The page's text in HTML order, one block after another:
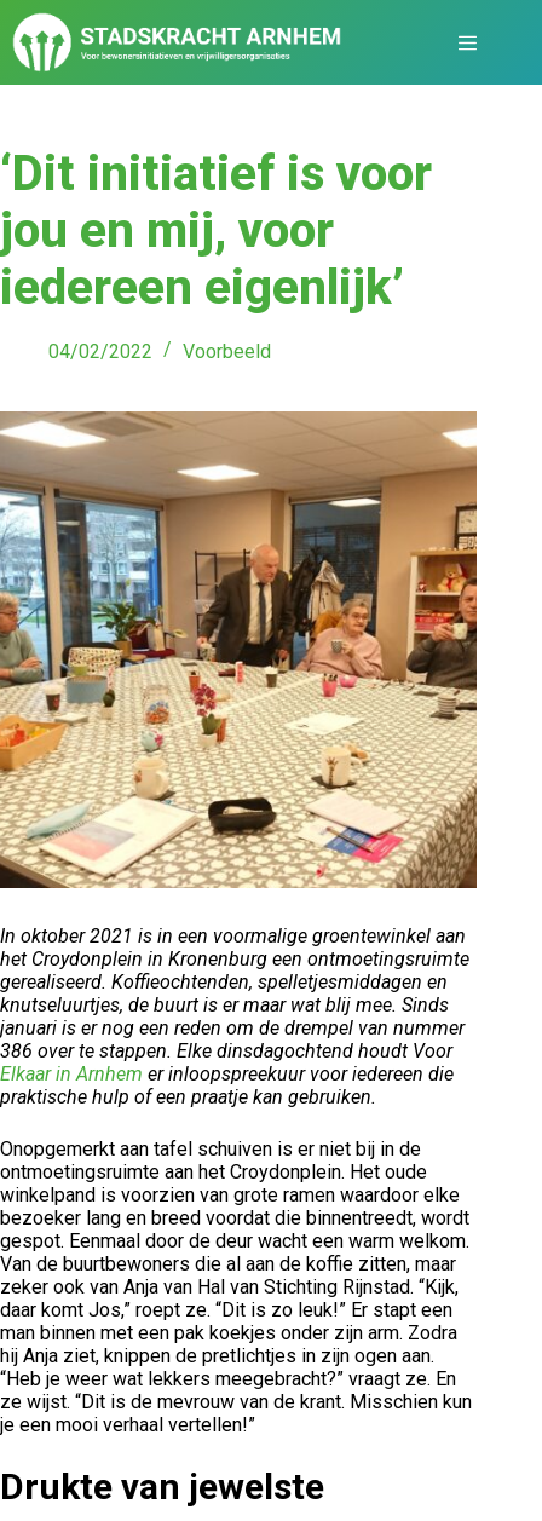
‘Dit initiatief is voor
jou en mij, voor
iedereen eigenlijk’
04/02/2022 Voorbeeld
In oktober 2021 is in een voormalige groentewinkel aan
het Croydonplein in Kronenburg een ontmoetingsruimte
gerealiseerd. Koffieochtenden, spelletjesmiddagen en
knutseluurtjes, de buurt is er maar wat blij mee. Sinds
januari is er nog een reden om de drempel van nummer
386 over te stappen. Elke dinsdagochtend houdt Voor
Elkaar in Arnhem er inloopspreekuur voor iedereen die
praktische hulp of een praatje kan gebruiken.
Onopgemerkt aan tafel schuiven is er niet bij in de
ontmoetingsruimte aan het Croydonplein. Het oude
winkelpand is voorzien van grote ramen waardoor elke
bezoeker lang en breed voordat die binnentreedt, wordt
gespot. Eenmaal door de deur wacht een warm welkom.
Van de buurtbewoners die al aan de koffie zitten, maar
zeker ook van Anja van Hal van Stichting Rijnstad. “Kijk,
daar komt Jos,” roept ze. “Dit is zo leuk!” Er stapt een
man binnen met een pak koekjes onder zijn arm. Zodra
hij Anja ziet, knippen de pretlichtjes in zijn ogen aan.
“Heb je weer wat lekkers meegebracht?” vraagt ze. En
ze wijst. “Dit is de mevrouw van de krant. Misschien kun
je een mooi verhaal vertellen!”
Drukte van jewelste